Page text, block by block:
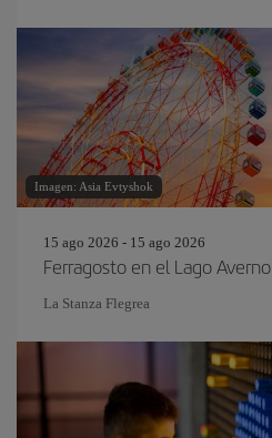
Imagen: Asia Evtyshok
15 ago 2026 - 15 ago 2026
Ferragosto en el Lago Averno
La Stanza Flegrea